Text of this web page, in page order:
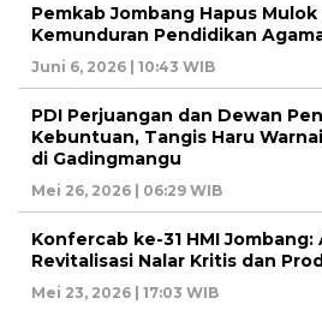
Pemkab Jombang Hapus
Kemunduran Pendidikan
Juni 6, 2026 | 10:43 WIB
PDI Perjuangan dan Dewan
Kebuntuan, Tangis Haru
di Gadingmangu
Mei 26, 2026 | 06:29 WIB
Konfercab ke-31 HMI Jombang:
Revitalisasi Nalar Kritis dan
Mei 23, 2026 | 17:03 WIB